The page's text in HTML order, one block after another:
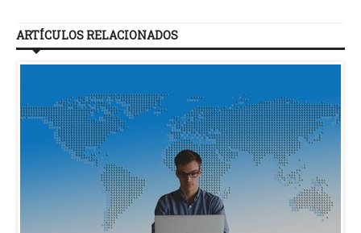
ARTÍCULOS RELACIONADOS